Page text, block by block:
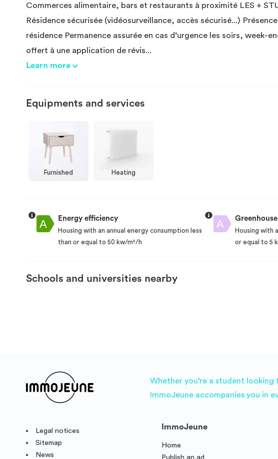
Commerces alimentaire, bars et restaurants à proximité LES +
Résidence sécurisée (vidéosurveillance, accès sécurisé...)
résidence Permanence assurée en cas d’urgence les soirs, week-
offert à une application de révis...
Learn more
Equipments and services
Furnished Heating
Energy efficiency
Housing with an annual energy consumption less
than or equal to 50 kw/m²/h
Housing with
or equal to 5
Schools and universities nearby
Whether you’re a student
ImmoJeune accompanies you in
Legal notices
Sitemap
News
ImmoJeune
Home
Publish an ad